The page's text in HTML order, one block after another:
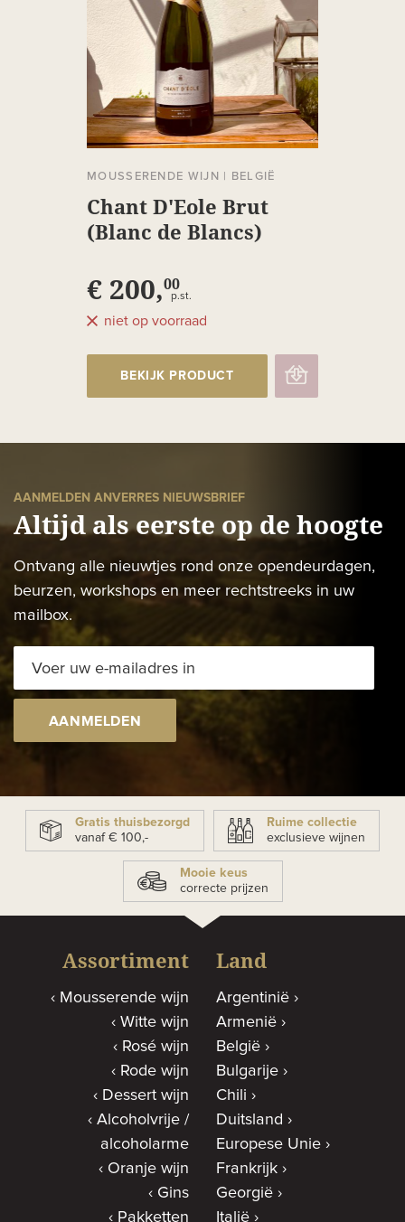
MOUSSERENDE WIJN | BELGIË
Chant D'Eole Brut
(Blanc de Blancs)
€ 200,00
p.st.
niet op voorraad
BEKIJK PRODUCT
AANMELDEN ANVERRES NIEUWSBRIEF
Altijd als eerste op de hoogte
Ontvang alle nieuwtjes rond onze opendeurdagen,
beurzen, workshops en meer rechtstreeks in uw
mailbox.
AANMELDEN
Gratis thuisbezorgd
vanaf € 100,-
Ruime collectie
exclusieve wijnen
Mooie keus
correcte prijzen
Assortiment
Mousserende wijn
Witte wijn
Rosé wijn
Rode wijn
Dessert wijn
Alcoholvrije /
alcoholarme
Oranje wijn
Gins
Pakketten
Land
Argentinië
Armenië
België
Bulgarije
Chili
Duitsland
Europese Unie
Frankrijk
Georgië
Italië